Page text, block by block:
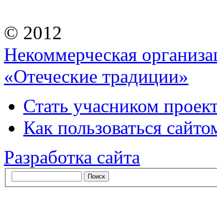
© 2012
Некоммерческая
«Отеческие традиции»
Стать учасником
Как пользоваться
Разработка сайта